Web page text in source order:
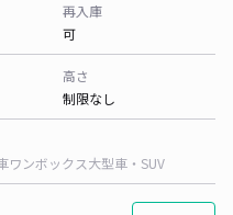
再入庫
可
高さ
制限なし
ワンボックス大型車・SUV